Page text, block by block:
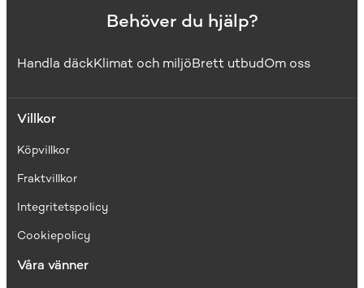
Behöver du hjälp?
Handla däckKlimat och miljöBrett utbudOm oss
Villkor
Köpvillkor
Fraktvillkor
Integritetspolicy
Cookiepolicy
Våra vänner